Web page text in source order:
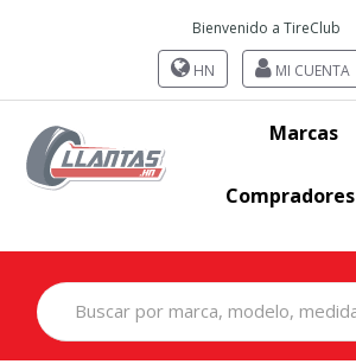
Bienvenido a TireClub
HN MI CUENTA
Marcas
Compradores
Search
for: